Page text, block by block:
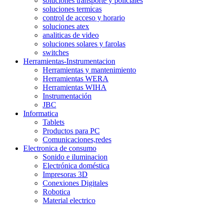
soluciones termicas
control de acceso y horario
soluciones atex
analiticas de video
soluciones solares y farolas
switches
Herramientas-Instrumentacion
Herramientas y mantenimiento
Herramientas WERA
Herramientas WIHA
Instrumentación
JBC
Informatica
Tablets
Productos para PC
Comunicaciones,redes
Electronica de consumo
Sonido e iluminacion
Electrónica doméstica
Impresoras 3D
Conexiones Digitales
Robotica
Material electrico